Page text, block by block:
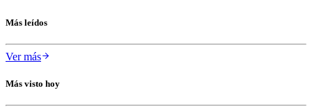
Más leídos
Ver más
Más visto hoy